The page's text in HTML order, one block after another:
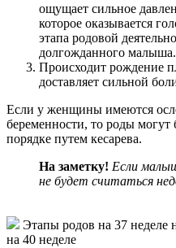
ощущает сильное
которое оказывается
этапа родовой
долгожданного малыша.
Происходит рождение
доставляет сильной
Если у женщины имеются
беременности, то роды
порядке путем кесарева.
На заметку! Если
не будет считаться
Этапы родов на 37 неделе
на 40 неделе